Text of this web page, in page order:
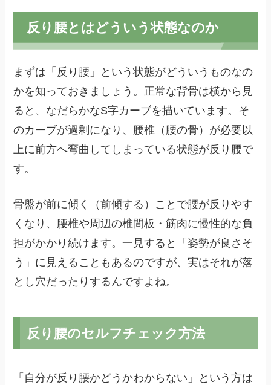
反り腰とはどういう状態なのか
まずは「反り腰」という状態がどういうものなの
かを知っておきましょう。正常な背骨は横から見
ると、なだらかなS字カーブを描いています。そ
のカーブが過剰になり、腰椎（腰の骨）が必要以
上に前方へ弯曲してしまっている状態が反り腰で
す。
骨盤が前に傾く（前傾する）ことで腰が反りやす
くなり、腰椎や周辺の椎間板・筋肉に慢性的な負
担がかかり続けます。一見すると「姿勢が良さそ
う」に見えることもあるのですが、実はそれが落
とし穴だったりするんですよね。
反り腰のセルフチェック方法
「自分が反り腰かどうかわからない」という方は